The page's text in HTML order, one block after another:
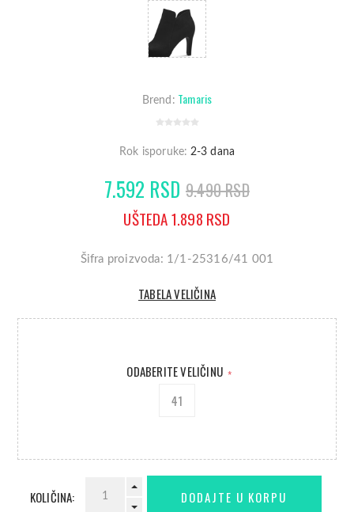
Brend: Tamaris
Rok isporuke: 2-3 dana
7.592 RSD 9.490 RSD
UŠTEDA 1.898 RSD
Šifra proizvoda: 1/1-25316/41 001
TABELA VELIČINA
ODABERITE VELIČINU *
41
KOLIČINA: